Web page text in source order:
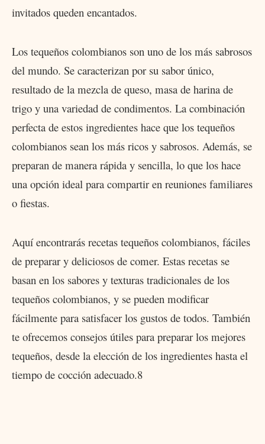
invitados queden encantados.
Los tequeños colombianos son uno de los más sabrosos
del mundo. Se caracterizan por su sabor único,
resultado de la mezcla de queso, masa de harina de
trigo y una variedad de condimentos. La combinación
perfecta de estos ingredientes hace que los tequeños
colombianos sean los más ricos y sabrosos. Además, se
preparan de manera rápida y sencilla, lo que los hace
una opción ideal para compartir en reuniones familiares
o fiestas.
Aquí encontrarás recetas tequeños colombianos, fáciles
de preparar y deliciosos de comer. Estas recetas se
basan en los sabores y texturas tradicionales de los
tequeños colombianos, y se pueden modificar
fácilmente para satisfacer los gustos de todos. También
te ofrecemos consejos útiles para preparar los mejores
tequeños, desde la elección de los ingredientes hasta el
tiempo de cocción adecuado.8